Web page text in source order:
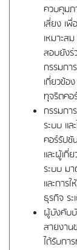
ควบคุมภ
เสี่ยง เ
เหมาะส
สอบยังร่
กรรมกา
เกี่ยวข้อ
ทุจริตค
กรรมกา
ระบบ แ
คอร์รัปชั
และผู้เกี่
ระบบ ม
และการ
ธุรกิจ ร
ผู้บังคับ
สายงาน
ได้รับกา